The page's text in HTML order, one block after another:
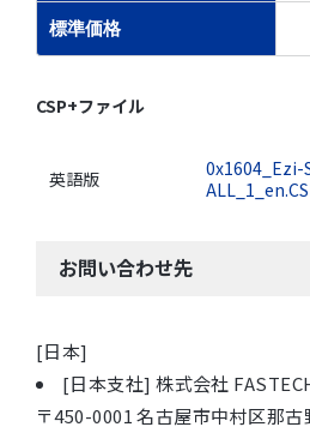
標準価格
CSP+ファイル
英語版
0x1604_Ezi-
お問い合わせ先
[日本]
[日本支社] 株式会社
〒450-0001 名古屋市中村区那